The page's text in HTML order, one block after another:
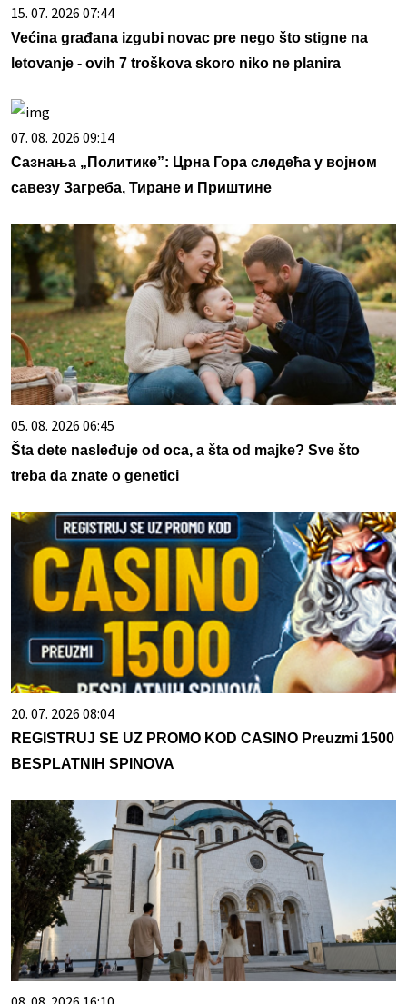
15. 07. 2026 07:44
Većina građana izgubi novac pre nego što stigne na
letovanje - ovih 7 troškova skoro niko ne planira
07. 08. 2026 09:14
Сазнања „Политике”: Црна Гора следећа у војном
савезу Загреба, Тиране и Приштине
05. 08. 2026 06:45
Šta dete nasleđuje od oca, a šta od majke? Sve što
treba da znate o genetici
20. 07. 2026 08:04
REGISTRUJ SE UZ PROMO KOD CASINO Preuzmi 1500
BESPLATNIH SPINOVA